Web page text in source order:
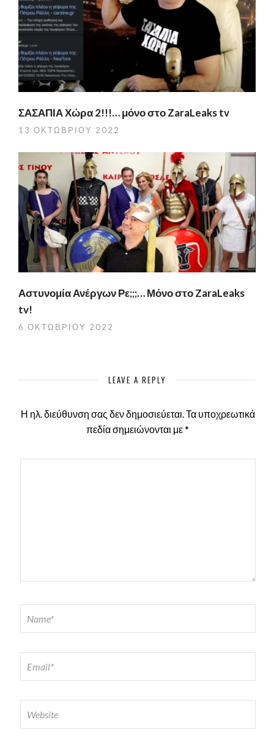
ΣΑΣΑΠΙΑ Χώρα 2!!!… μόνο στο ZaraLeaks tv
13 ΟΚΤΩΒΡΊΟΥ 2022
Αστυνομία Ανέργων Ρε;;;… Μόνο στο ZaraLeaks
tv!
6 ΟΚΤΩΒΡΊΟΥ 2022
LEAVE A REPLY
Η ηλ. διεύθυνση σας δεν δημοσιεύεται.Τα υποχρεωτικά
πεδία σημειώνονται με*